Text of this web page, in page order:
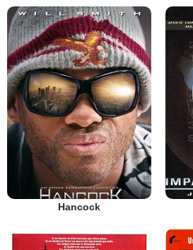
Hancock